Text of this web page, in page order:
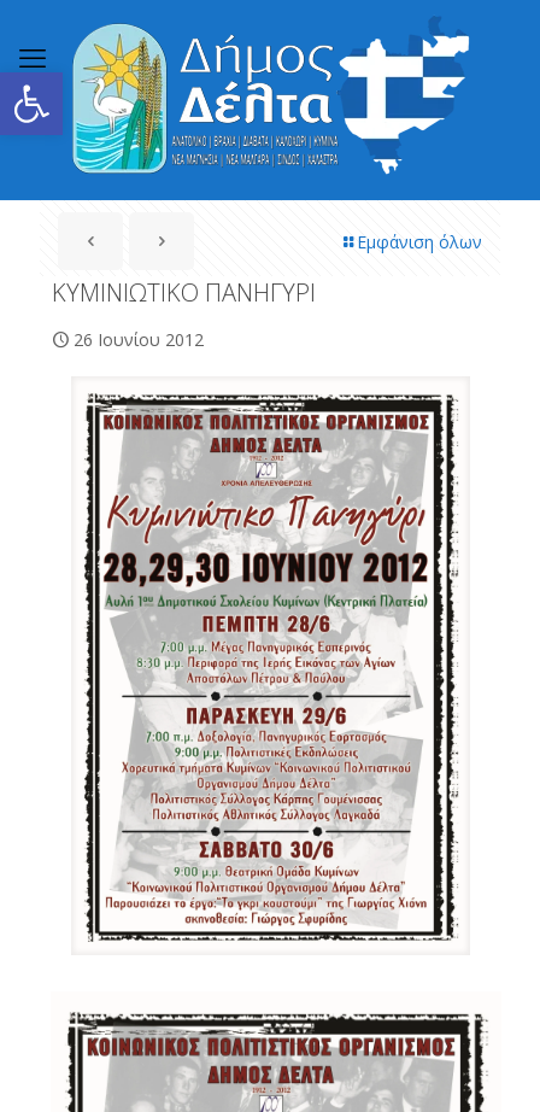
Ανοίξτε τη γραμμή εργαλείων
Εμφάνιση όλων
ΚΥΜΙΝΙΩΤΙΚΟ ΠΑΝΗΓΥΡΙ
26 Ιουνίου 2012